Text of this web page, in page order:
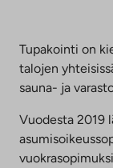
Tupakointi on
talojen
sauna- ja
Vuodesta 2019